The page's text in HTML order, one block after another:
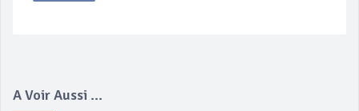
A Voir Aussi ...